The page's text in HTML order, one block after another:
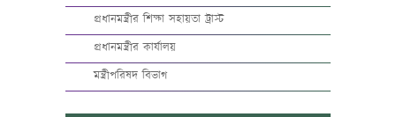
প্রধানমন্ত্রীর শিক্ষা সহায়তা ট্রাস্ট
প্রধানমন্ত্রীর কার্যালয়
মন্ত্রীপরিষদ বিভাগ